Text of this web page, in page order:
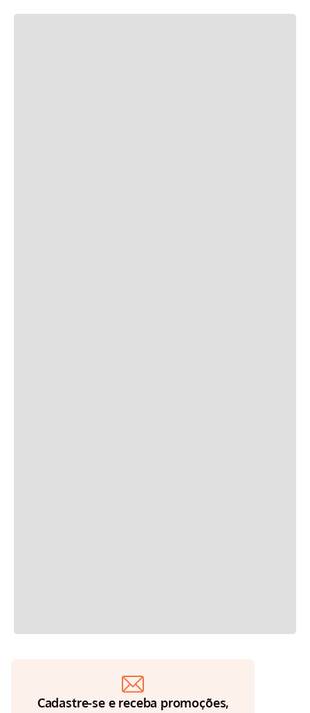
Cadastre-se e receba promoções,